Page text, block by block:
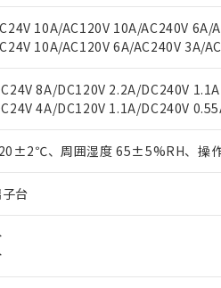
10A/AC120V 10A/AC240V 6A/
10A/AC120V 6A/AC240V 3A/
8A/DC120V 2.2A/DC240V 1.1A
4A/DC120V 1.1A/DC240V
20±2℃、周囲湿度 65±5%RH、操
台
、当社制御機器事業取扱商品の当
事業取扱商品の中には、本サービ
覧された時点での実際の在庫およ
況および標準価格はお客様のお取
ご相談ください。
機器販売店や当社販売拠点は「販
び標準価格結果を当社の事前の承
能（部品リスト作成サービス）を
あります。
ェブサイト上で当社にご登録され
）：
水銀(Hg) 1000ppm以下、 カドミウム(Cd)
以下、ポリ臭化ビフェニル類(PBB)
用監視および制御機器に対する適用除外項目は
物質については閾値を超える意図的な使用が
え状況などにより、予定月が前後す
ダウンロード
す。当社販売部門へお問い合わせく
準値 (GB/T26572)：
水銀) : 1000ppm、 Cd(カドミウム) : 100ppm、
、 PBBs(ポリ臭化ビフェニル類) :
) : 1000ppm、 DIBP(フタル酸ジイソブチル) :
エチルヘキシル)) : 1000ppm
期限
（10物質）のすべてが基準値以下
用状況下において有害物質が外部
ら貴社製品のうち、外国為替およ
たは国外への提供する場合は、日
物を破棄する場合は、完全に破砕
品を、核兵器、ミサイル、化学兵
製品を第三者に販売する場合は、
販売先および販売に係わる関係者
上の在庫あり
は満たないが在庫あり
(最新の在庫状況については、お客
店・当社販売員にご確認ください)
機種、また在庫状況の情報を公開し